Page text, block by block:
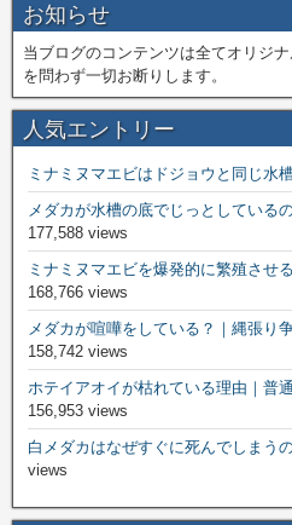
お知らせ
当ブログのコンテンツは全てオリジ
を問わず一切お断りします。
人気エントリー
ミナミヌマエビはドジョウと同じ水
メダカが水槽の底でじっとしている
177,588 views
ミナミヌマエビを爆発的に繁殖させ
168,766 views
メダカが喧嘩をしている？｜縄張り
158,742 views
ホテイアオイが枯れている理由｜普
156,953 views
白メダカはなぜすぐに死んでしまう
views